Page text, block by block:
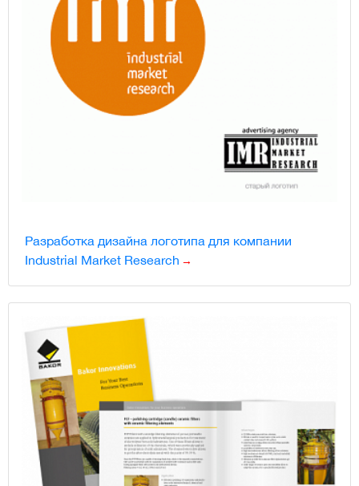
Разработка дизайна логотипа для компании
Industrial Market Research